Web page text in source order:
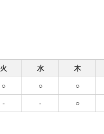
火 水 木
○ ○ ○
- - ○